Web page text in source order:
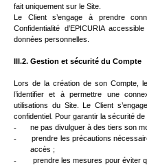
fait uniquement sur le Site.
Le Client s’engage à prendre
Confidentialité d’EPICURIA
données personnelles.
III.2. Gestion et sécurité du Compte
Lors de la création de son Compte,
l’identifier et à permettre une
utilisations du Site. Le Client
confidentiel. Pour garantir la sécurité de
-
ne pas divulguer à des tiers son
-
prendre les précautions
accès ;
-
prendre les mesures pour éviter